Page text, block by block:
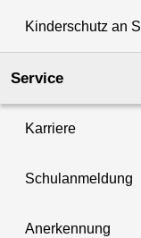
Kinderschutz an
Service
Karriere
Schulanmeldung
Anerkennung